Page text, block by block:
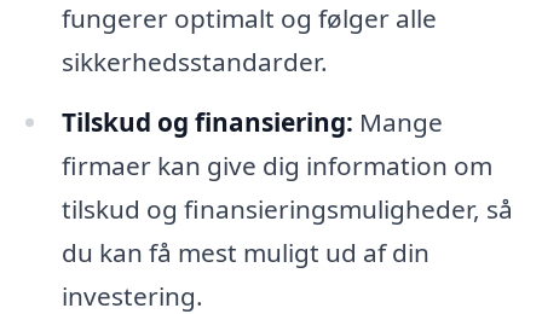
fungerer optimalt og følger alle
sikkerhedsstandarder.
Tilskud og finansiering: Mange
firmaer kan give dig information om
tilskud og finansieringsmuligheder, så
du kan få mest muligt ud af din
investering.